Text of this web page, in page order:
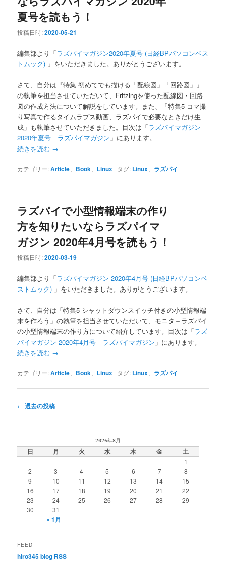
夏号を読もう！
投稿日時:2020-05-21
編集部より「ラズパイマガジン2020年夏号 (日経BPパソコンベス
トムック) 」をいただきました。ありがとうございます。
さて、自分は『特集 初めてでも描ける「配線図」「回路図」』
の執筆を担当させていただいて、Fritzingを使った配線図・回路
図の作成方法について解説をしています。また、「特集5 コマ撮
り写真で作るタイムラプス動画、ラズパイで必要なときだけ生
成」も執筆させていただきました。目次は「ラズパイマガジン
2020年夏号｜ラズパイマガジン 」にあります。
続きを読む →
カテゴリー:Article Book Linux | タグ: Linux ラズパイ
ラズパイで小型情報端末の作り
方を知りたいならラズパイマ
ガジン 2020年4月号を読もう！
投稿日時:2020-03-19
編集部より「ラズパイマガジン 2020年4月号 (日経BPパソコンベ
ストムック) 」をいただきました。ありがとうございます。
さて、自分は「特集5 シャットダウンスイッチ付きの小型情報端
末を作ろう」の執筆を担当させていただいて、モニタ＋ラズパイ
の小型情報端末の作り方について紹介しています。目次は「ラズ
パイマガジン 2020年4月号｜ラズパイマガジン 」にあります。
続きを読む →
カテゴリー:Article Book Linux | タグ: Linux ラズパイ
投
ナ
ゲ
ー
← 過去の投稿
2026年8月
日 月 火 水 木 金 土
1
2
3 4 5 6 7
8
9
10 11 12 13 14
15
16
17 18 19 20 21
22
23
24 25 26 27 28
29
30
31
« 1月
FEED
hiro345 blog RSS